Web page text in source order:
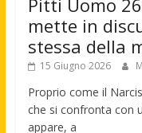
mette in
stessa della
15 Giugno 2026
Proprio come il
che si confronta con
appare, a